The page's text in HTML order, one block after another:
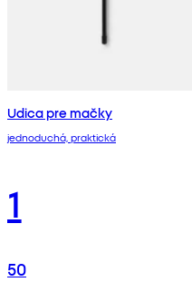
Udica pre mačky
jednoduchá, praktická
1
50